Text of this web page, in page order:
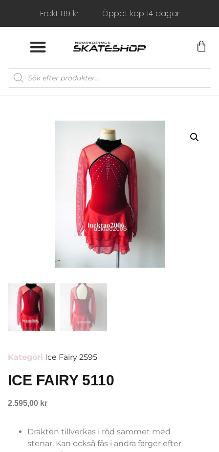
Frakt 89 kr Öppet köp 14 dagar
Kategori Ice Fairy 2595
ICE FAIRY 5110
2.595,00 kr
Dräkten tillverkas i röd sammet med
stenar. Kan också fås i andra färger efter